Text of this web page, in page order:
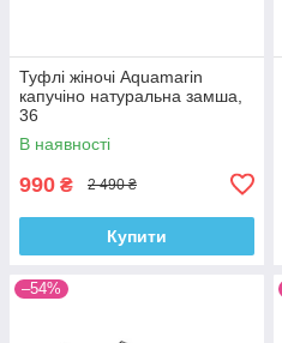
Туфлі жіночі Aquamarin
капучіно натуральна замша,
36
В наявності
990 ₴ 2 490 ₴
Купити
–54%